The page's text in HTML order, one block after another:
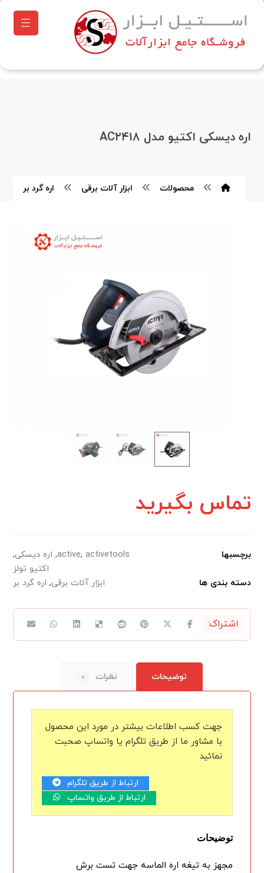
اره دیسکی اکتیو مدل AC۲۴۱۸
محصولات ابزار آلات برقی اره گرد بر
تماس بگیرید
برچسبها active, activetools
, اره دیسکی,
اکتیو تولز
دسته بندی ها
ابزار آلات برقی, اره گرد بر
توضیحات نظرات ۰
جهت کسب اطلاعات بیشتر در مورد این محصول
با مشاور ما از طریق تلگرام یا واتساپ صحبت
نمائید
ارتباط از طریق تلگرام
ارتباط از طریق واتساپ
توضیحات
مجهز به تیغه اره الماسه جهت تست برش